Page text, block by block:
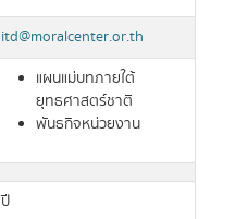
itd@moralcenter.or.th
แผนแม่บทภายใต้
ยุทธศาสตร์ชาติ
พันธกิจหน่วยงาน
ปี